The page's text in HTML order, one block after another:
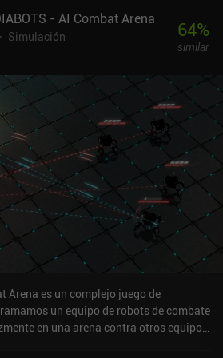
parecer injusto, lo que también da al
pero
no es muy interesante, ya que la
visualmente a veces resulta bastante
las ilustraciones de las cartas son muy
de aventura, terror o fantasía,
con la
los personajes adicionales previstos y
9,99 $ o a través de iAP individuales.
nos proporciona 4 personajes, el
ha enganchado y me lo he pasado en
- AI Combat Arena
Simulación
64%
similar
Arena es un complejo juego de
un equipo de robots de combate
en una arena contra otros equipos